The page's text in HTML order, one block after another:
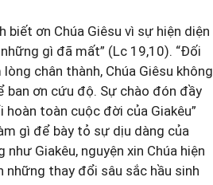
ơn Chúa Giêsu vì sự hiện diện
gì đã mất” (Lc 19,10). “Đối
chân thành, Chúa Giêsu không
ban ơn cứu độ. Sự chào đón đầy
toàn cuộc đời của Giakêu”
gì để bày tỏ sự dịu dàng của
Giakêu, nguyện xin Chúa hiện
những thay đổi sâu sắc hầu sinh